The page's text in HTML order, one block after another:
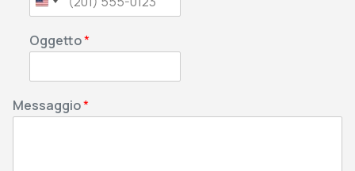
Oggetto*
Messaggio*